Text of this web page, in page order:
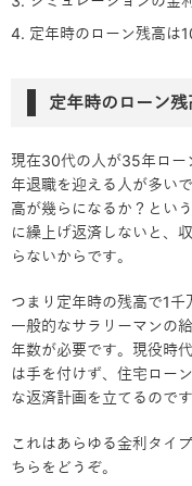
定年時のローン残高は
定年時のローン
現在30代の人が35年ロー
年退職を迎える人が多い
高が幾らになるか？とい
に繰上げ返済しないと、
らないからです。
つまり定年時の残高で1千
一般的なサラリーマンの
年数が必要です。現役時
は手を付けず、住宅ロー
な返済計画を立てるのです
これはあらゆる金利タイ
ちらをどうぞ。